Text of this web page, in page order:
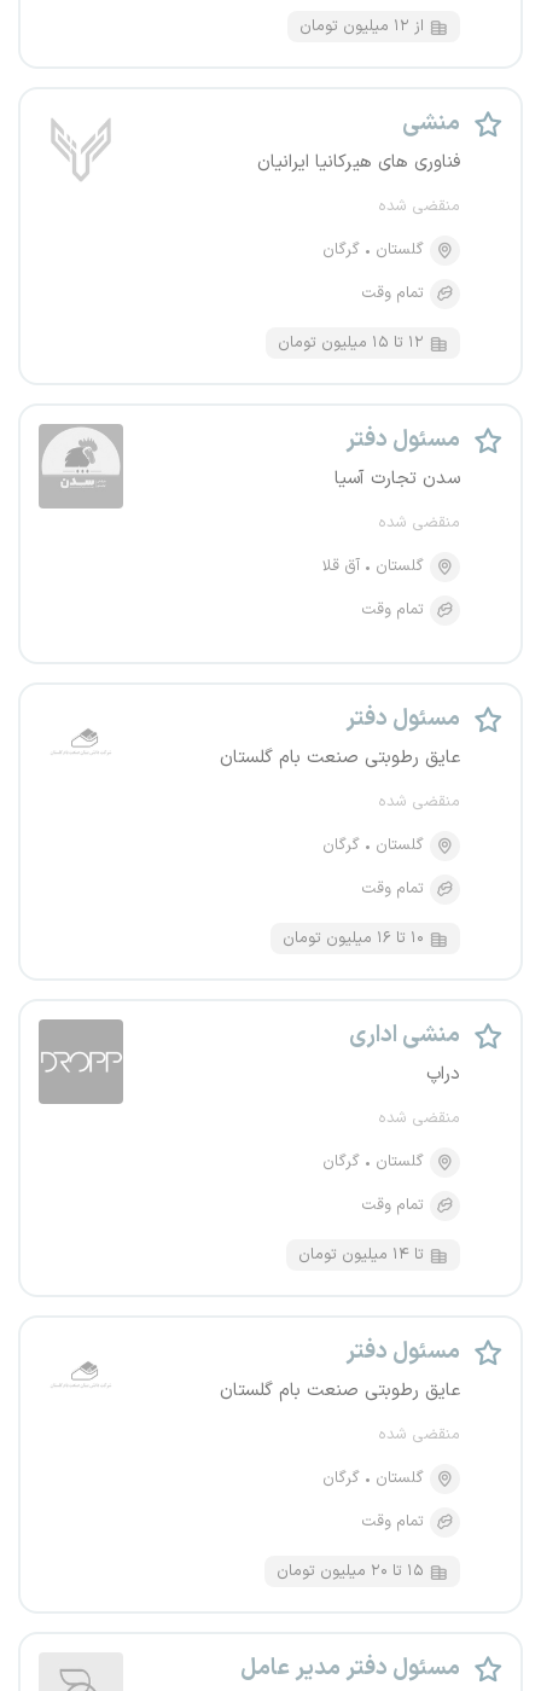
از ۱۲ میلیون تومان
منشی
فناوری های هیرکانیا ایرانیان
منقضی شده
گلستان
گرگان
تمام وقت
۱۲ تا ۱۵ میلیون تومان
مسئول دفتر
سدن تجارت آسیا
منقضی شده
گلستان
آق قلا
تمام وقت
مسئول دفتر
عایق رطوبتی صنعت بام گلستان
منقضی شده
گلستان
گرگان
تمام وقت
۱۰ تا ۱۶ میلیون تومان
منشی اداری
دراپ
منقضی شده
گلستان
گرگان
تمام وقت
تا ۱۴ میلیون تومان
مسئول دفتر
عایق رطوبتی صنعت بام گلستان
منقضی شده
گلستان
گرگان
تمام وقت
۱۵ تا ۲۰ میلیون تومان
مسئول دفتر مدیر عامل